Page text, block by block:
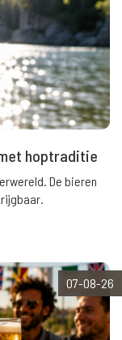
hoptraditie
De bieren
07-08-26